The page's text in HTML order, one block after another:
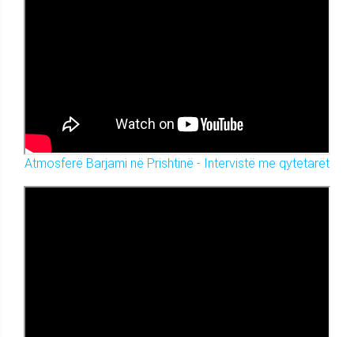
Atmosferë Barjami në Prishtinë - Intervistë me qytetarët